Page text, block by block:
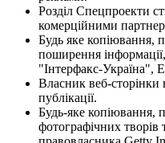
Розділ Спецпроекти
комерційними
Будь яке копіювання,
поширення
"Інтерфакс-Україна",
Власник веб-сторінки
публікації.
Будь-яке копіювання,
фотографічних творів